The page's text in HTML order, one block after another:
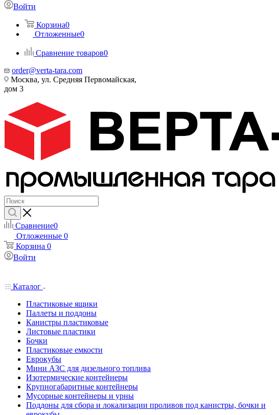
Войти
Корзина0
Отложенные0
Сравнение товаров0
order@verta-tara.com
Москва, ул. Средняя Первомайская,
дом 3
Сравнение0
Отложенные 0
Корзина 0
Войти
Каталог
Пластиковые ящики
Паллеты и поддоны
Канистры пластиковые
Листовые пластики
Бочки
Пластиковые емкости
Еврокубы
Мини АЗС для дизельного топлива
Изотермические контейнеры
Крупногабаритные контейнеры
Мусорные контейнеры и урны
Поддоны для сбора и локализации проливов под канистры, бочки и